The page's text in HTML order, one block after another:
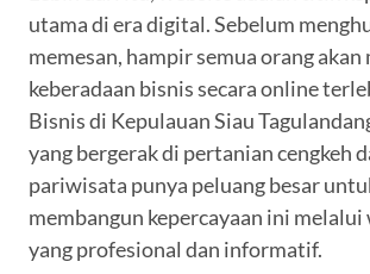
utama di era digital. Sebelum
memesan, hampir semua orang akan
keberadaan bisnis secara online
Bisnis di Kepulauan Siau
yang bergerak di pertanian cengkeh
pariwisata punya peluang besar
membangun kepercayaan ini
yang profesional dan informatif.